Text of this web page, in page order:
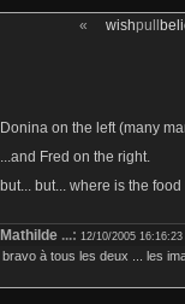
« wishpull
Donina on the left (many
...and Fred on the right.
but... but... where is the food
Mathilde ...: 12/10/2005 16:16:23
bravo à tous les deux ... les